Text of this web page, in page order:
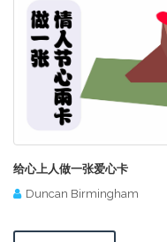
给心上人做一张爱心卡
Duncan Birmingham